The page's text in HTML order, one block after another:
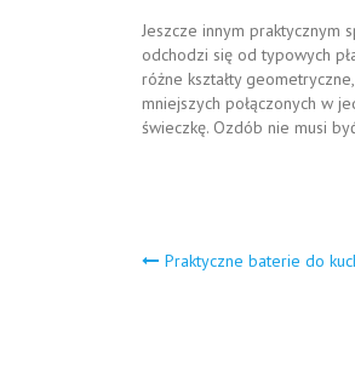
Jeszcze innym praktycznym
odchodzi się od typowych
różne kształty
mniejszych połączonych w
świeczkę. Ozdób nie musi
Praktyczne baterie do